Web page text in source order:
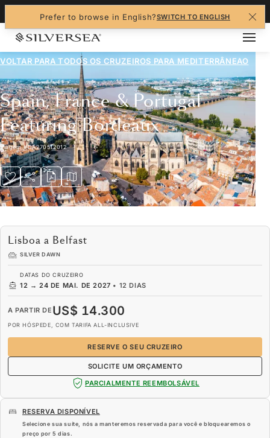
Prefer to browse in English?SWITCH TO ENGLISH
VOLTAR PARA TODOS OS CRUZEIROS PARA MEDITERRÂNEAO
Spain, France & Portugal
Featuring Bordeaux
Viagem#DA270512012
Lisboa a Belfast
SILVER DAWN
DATAS DO CRUZEIRO
12 → 24 DE MAI. DE 2027 • 12 DIAS
A PARTIR DE US$ 14.300
POR HÓSPEDE, COM TARIFA ALL-INCLUSIVE
RESERVE O SEU CRUZEIRO
SOLICITE UM ORÇAMENTO
PARCIALMENTE REEMBOLSÁVEL
RESERVA DISPONÍVEL
Selecione sua suíte, nós a manteremos reservada para você e bloquearemos o
preço por 5 dias.